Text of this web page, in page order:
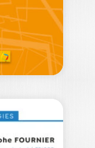
29,00